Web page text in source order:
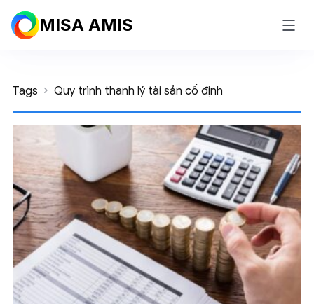
MISA AMIS
Tags Quy trình thanh lý tài sản cố định